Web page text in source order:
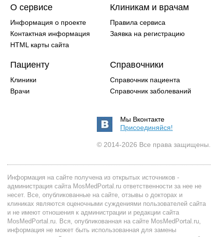
О сервисе
Информация о проекте
Контактная информация
HTML карты сайта
Клиникам и врачам
Правила сервиса
Заявка на регистрацию
Пациенту
Клиники
Врачи
Справочники
Справочник пациента
Справочник заболеваний
Мы Вконтакте
Присоединяйся!
© 2014-2026 Все права защищены.
Информация на сайте получена из открытых источников -
администрация сайта MosMedPortal.ru ответственности за нее не
несет. Все, опубликованные на сайте, отзывы о докторах и
клиниках являются оценочными суждениями пользователей сайта
и не имеют отношения к администрации и редакции сайта
MosMedPortal.ru. Вся, опубликованная на сайте MosMedPortal.ru,
информация не может быть использованная для замены